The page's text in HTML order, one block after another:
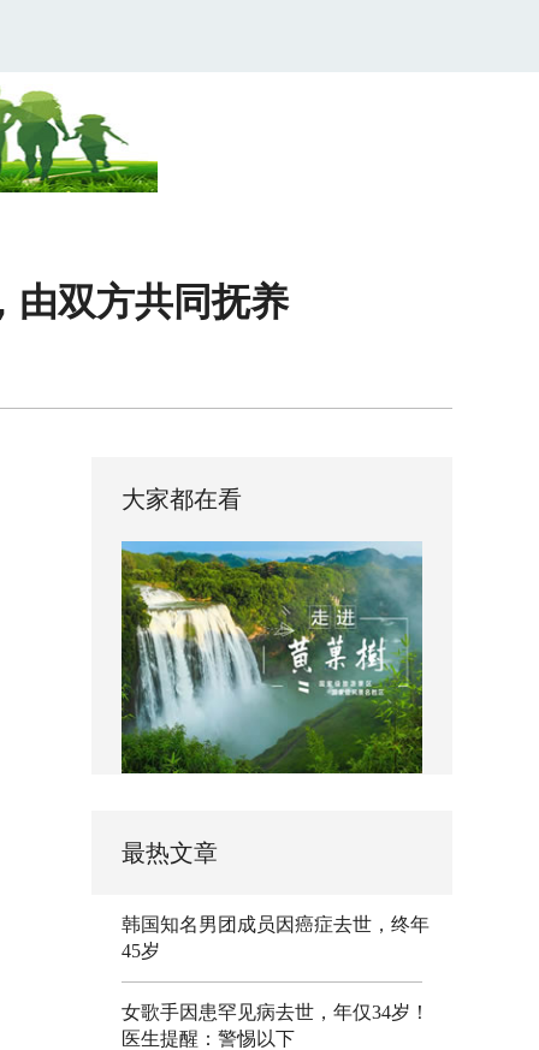
由双方共同抚养
大家都在看
最热文章
韩国知名男团成员因癌症去世，终年
45岁
女歌手因患罕见病去世，年仅34岁！
医生提醒：警惕以下